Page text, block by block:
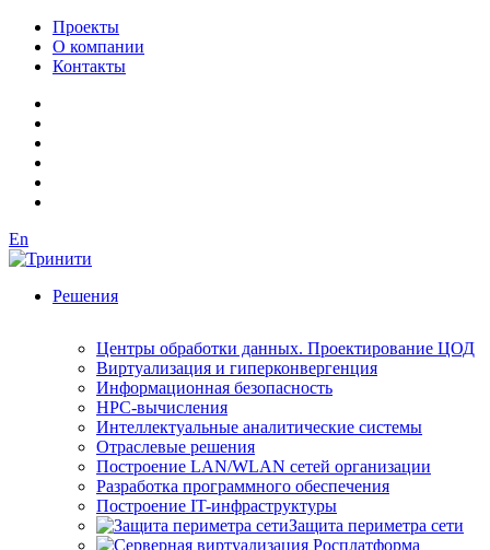
Проекты
О компании
Контакты
En
Решения
Центры обработки данных. Проектирование ЦОД
Виртуализация и гиперконвергенция
Информационная безопасность
HPC-вычисления
Интеллектуальные аналитические системы
Отраслевые решения
Построение LAN/WLAN сетей организации
Разработка программного обеспечения
Построение IT-инфраструктуры
Защита периметра сети